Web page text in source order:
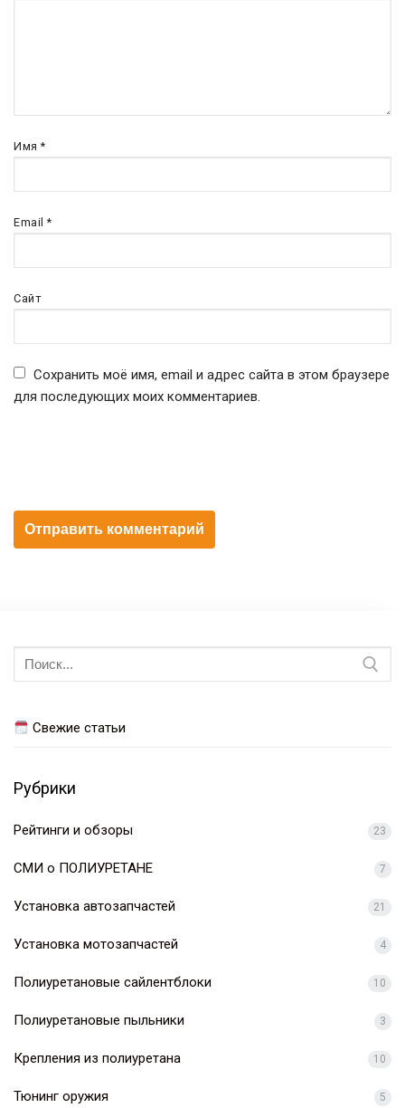
Имя*
Email*
Сайт
Сохранить моё имя, email и адрес сайта в этом браузере
для последующих моих комментариев.
Искать:
Свежие статьи
Рубрики
Рейтинги и обзоры 23
СМИ о ПОЛИУРЕТАНЕ 7
Установка автозапчастей 21
Установка мотозапчастей 4
Полиуретановые сайлентблоки 10
Полиуретановые пыльники 3
Крепления из полиуретана 10
Тюнинг оружия 5